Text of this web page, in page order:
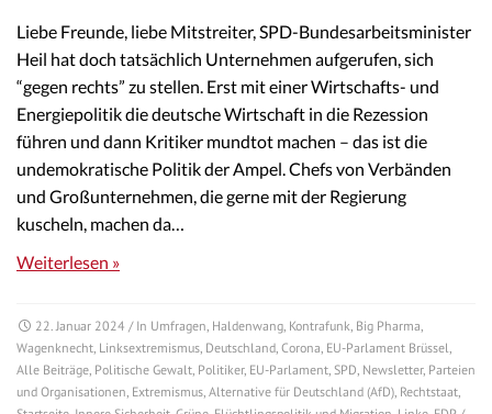
Liebe Freunde, liebe Mitstreiter, SPD-Bundesarbeitsminister
Heil hat doch tatsächlich Unternehmen aufgerufen, sich
“gegen rechts” zu stellen. Erst mit einer Wirtschafts- und
Energiepolitik die deutsche Wirtschaft in die Rezession
führen und dann Kritiker mundtot machen – das ist die
undemokratische Politik der Ampel. Chefs von Verbänden
und Großunternehmen, die gerne mit der Regierung
kuscheln, machen da…
Weiterlesen »
22. Januar 2024 / In Umfragen Haldenwang Kontrafunk Big Pharma
Wagenknecht Linksextremismus Deutschland Corona EU-Parlament Brüssel
Alle Beiträge Politische Gewalt Politiker, EU-Parlament SPD Newsletter, Parteien
und Organisationen Extremismus Alternative für Deutschland (AfD) Rechtstaat